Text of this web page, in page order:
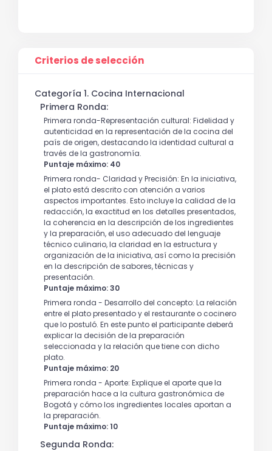
Criterios de selección
Categoría 1. Cocina Internacional
Primera Ronda:
Primera ronda-Representación cultural: Fidelidad y
autenticidad en la representación de la cocina del
país de origen, destacando la identidad cultural a
través de la gastronomía.
Puntaje máximo: 40
Primera ronda- Claridad y Precisión: En la iniciativa,
el plato está descrito con atención a varios
aspectos importantes. Esto incluye la calidad de la
redacción, la exactitud en los detalles presentados,
la coherencia en la descripción de los ingredientes
y la preparación, el uso adecuado del lenguaje
técnico culinario, la claridad en la estructura y
organización de la iniciativa, así como la precisión
en la descripción de sabores, técnicas y
presentación.
Puntaje máximo: 30
Primera ronda - Desarrollo del concepto: La relación
entre el plato presentado y el restaurante o cocinero
que lo postuló. En este punto el participante deberá
explicar la decisión de la preparación
seleccionada y la relación que tiene con dicho
plato.
Puntaje máximo: 20
Primera ronda - Aporte: Explique el aporte que la
preparación hace a la cultura gastronómica de
Bogotá y cómo los ingredientes locales aportan a
la preparación.
Puntaje máximo: 10
Segunda Ronda: